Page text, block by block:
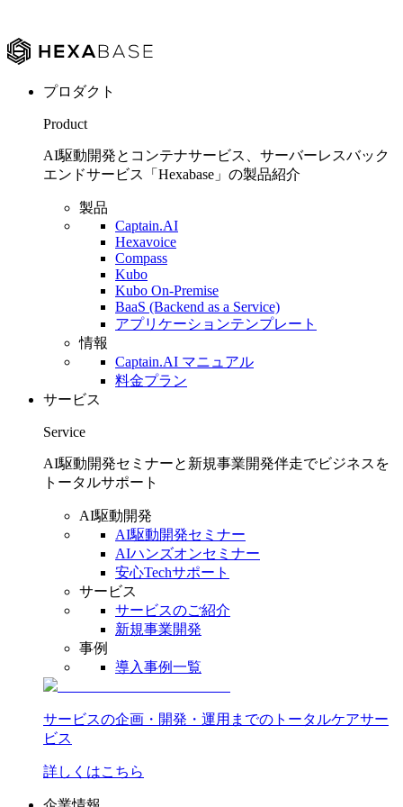
プロダクト
Product
AI駆動開発とコンテナサービス、サーバーレスバック
エンドサービス「Hexabase」の製品紹介
製品
Captain.AI
Hexavoice
Compass
Kubo
Kubo On-Premise
BaaS (Backend as a Service)
アプリケーションテンプレート
情報
Captain.AI マニュアル
料金プラン
サービス
Service
AI駆動開発セミナーと新規事業開発伴走でビジネスを
トータルサポート
AI駆動開発
AI駆動開発セミナー
AIハンズオンセミナー
安心Techサポート
サービス
サービスのご紹介
新規事業開発
事例
導入事例一覧
サービスの企画・開発・運用までのトータルケアサー
ビス
詳しくはこちら